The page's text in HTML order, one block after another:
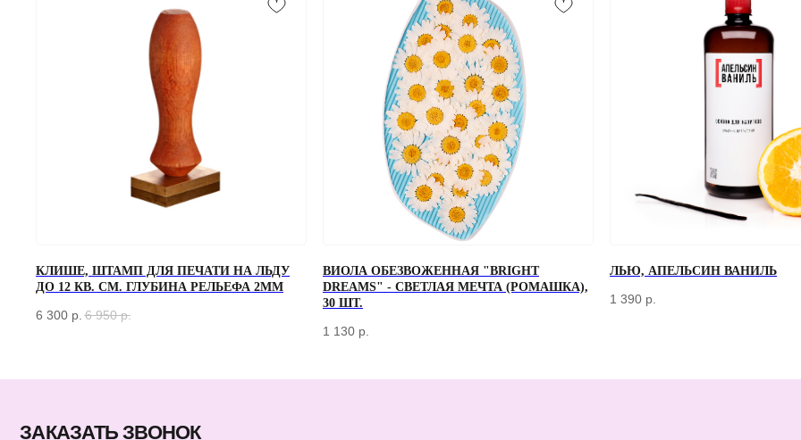
КЛИШЕ, ШТАМП ДЛЯ ПЕЧАТИ НА ЛЬДУ
ДО 12 КВ. СМ. ГЛУБИНА РЕЛЬЕФА 2ММ
6 300 р. 6 950 р.
ВИОЛА ОБЕЗВОЖЕННАЯ "BRIGHT
DREAMS" - СВЕТЛАЯ МЕЧТА (РОМАШКА),
30 ШТ.
1 130 р.
ЛЬЮ, АПЕЛЬСИН ВАНИЛЬ
1 390 р.
Если у вас есть вопросы по ассортименту или нужна консультация —
оставьте свои контакты, мы свяжемся с вами
с Политикой конфиденциальности и
ЗАКАЗАТЬ ЗВОНОК